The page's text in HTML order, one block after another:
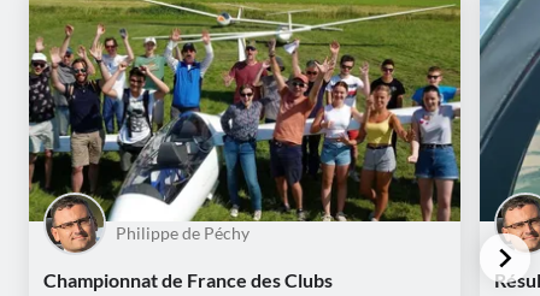
Philippe de Péchy
Championnat de France des Clubs